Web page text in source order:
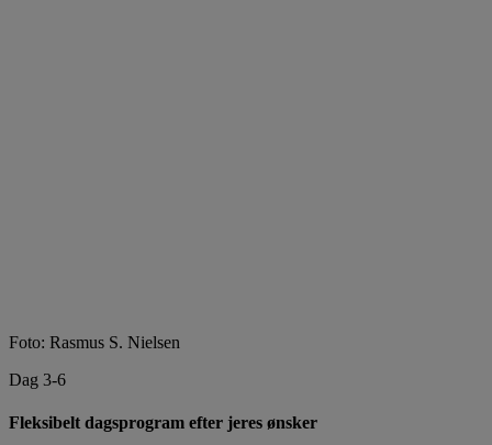
Foto: Rasmus S. Nielsen
Dag 3-6
Fleksibelt dagsprogram efter jeres ønsker